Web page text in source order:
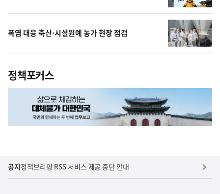
폭염 대응 축산·시설원예 농가 현장 점검
정책포커스
공지정책브리핑 RSS 서비스 제공 중단 안내